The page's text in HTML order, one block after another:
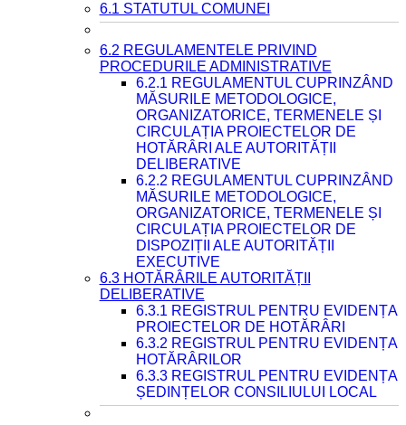
6.1 STATUTUL COMUNEI
6.2 REGULAMENTELE PRIVIND
PROCEDURILE ADMINISTRATIVE
6.2.1 REGULAMENTUL CUPRINZÂND
MĂSURILE METODOLOGICE,
ORGANIZATORICE, TERMENELE ȘI
CIRCULAȚIA PROIECTELOR DE
HOTĂRÂRI ALE AUTORITĂȚII
DELIBERATIVE
6.2.2 REGULAMENTUL CUPRINZÂND
MĂSURILE METODOLOGICE,
ORGANIZATORICE, TERMENELE ȘI
CIRCULAȚIA PROIECTELOR DE
DISPOZIȚII ALE AUTORITĂȚII
EXECUTIVE
6.3 HOTĂRÂRILE AUTORITĂȚII
DELIBERATIVE
6.3.1 REGISTRUL PENTRU EVIDENȚA
PROIECTELOR DE HOTĂRÂRI
6.3.2 REGISTRUL PENTRU EVIDENȚA
HOTĂRÂRILOR
6.3.3 REGISTRUL PENTRU EVIDENȚA
ȘEDINȚELOR CONSILIULUI LOCAL